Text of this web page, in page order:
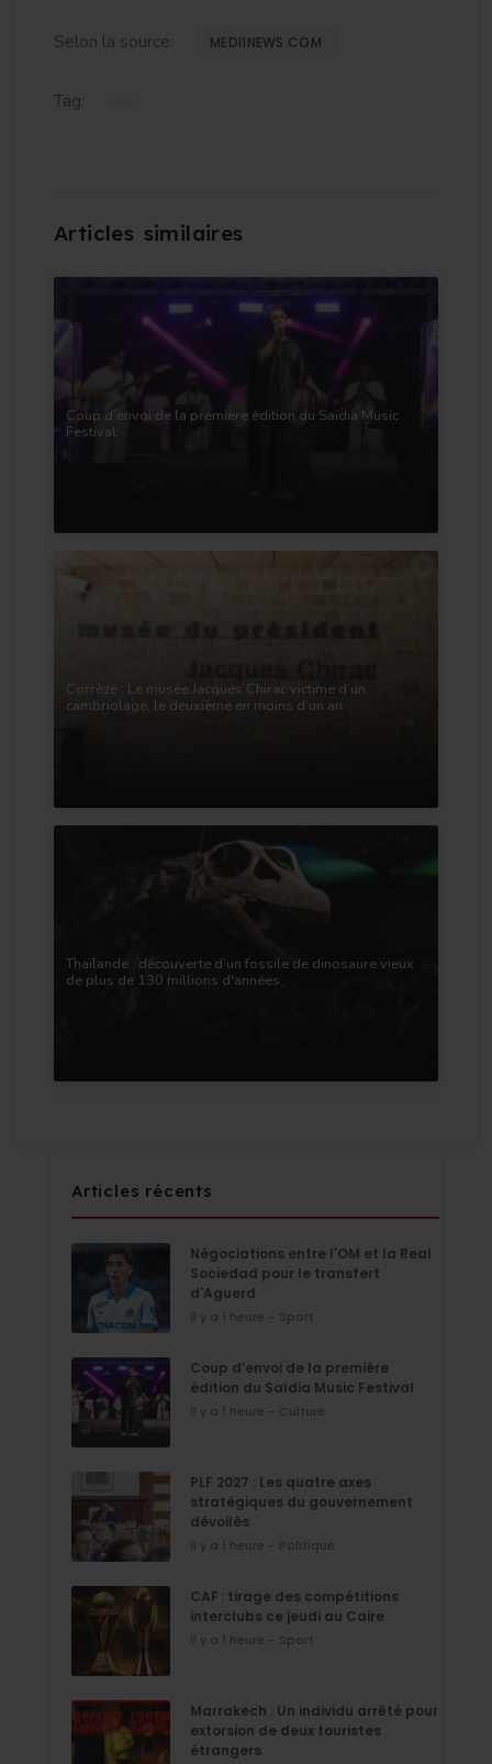
Selon la source: MEDI1NEWS.COM
Tag:
Coup d’envoi de la première édition du Saïdia Music
Festival
Corrèze : Le musée Jacques Chirac victime d’un
cambriolage, le deuxième en moins d’un an
Thaïlande : découverte d’un fossile de dinosaure vieux
de plus de 130 millions d'années
Articles récents
Négociations entre l'OM et la Real
Sociedad pour le transfert
d'Aguerd
il y a 1 heure - Sport
Coup d’envoi de la première
édition du Saïdia Music Festival
il y a 1 heure - Culture
PLF 2027 : Les quatre axes
stratégiques du gouvernement
dévoilés
il y a 1 heure - Politique
CAF : tirage des compétitions
interclubs ce jeudi au Caire
il y a 1 heure - Sport
Marrakech : Un individu arrêté pour
extorsion de deux touristes
étrangers